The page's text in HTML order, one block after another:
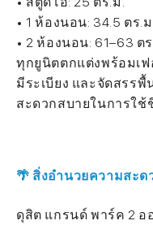
• 1 ห้องนอน: 34.5 ตร.ม.
• 2 ห้องนอน: 61–63 ตร
ทุกยูนิตตกแต่งพร้อมเ
มีระเบียง และจัดสรร
สะดวกสบายในการใช้
🌴 สิ่งอำนวยความสะด
ดุสิต แกรนด์ พาร์ค 2